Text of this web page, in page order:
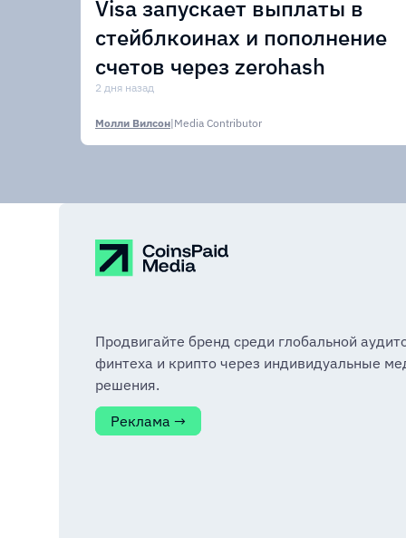
Visa запускает выплаты в
стейблкоинах и пополнение
счетов через zerohash
2 дня назад
Молли Вилсон|Media Contributor
Продвигайте бренд среди глобальной
финтеха и крипто через индивидуальные
решения.
Реклама →